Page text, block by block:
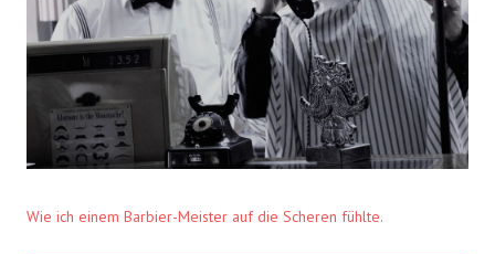
Wie ich einem Barbier-Meister auf die Scheren fühlte.